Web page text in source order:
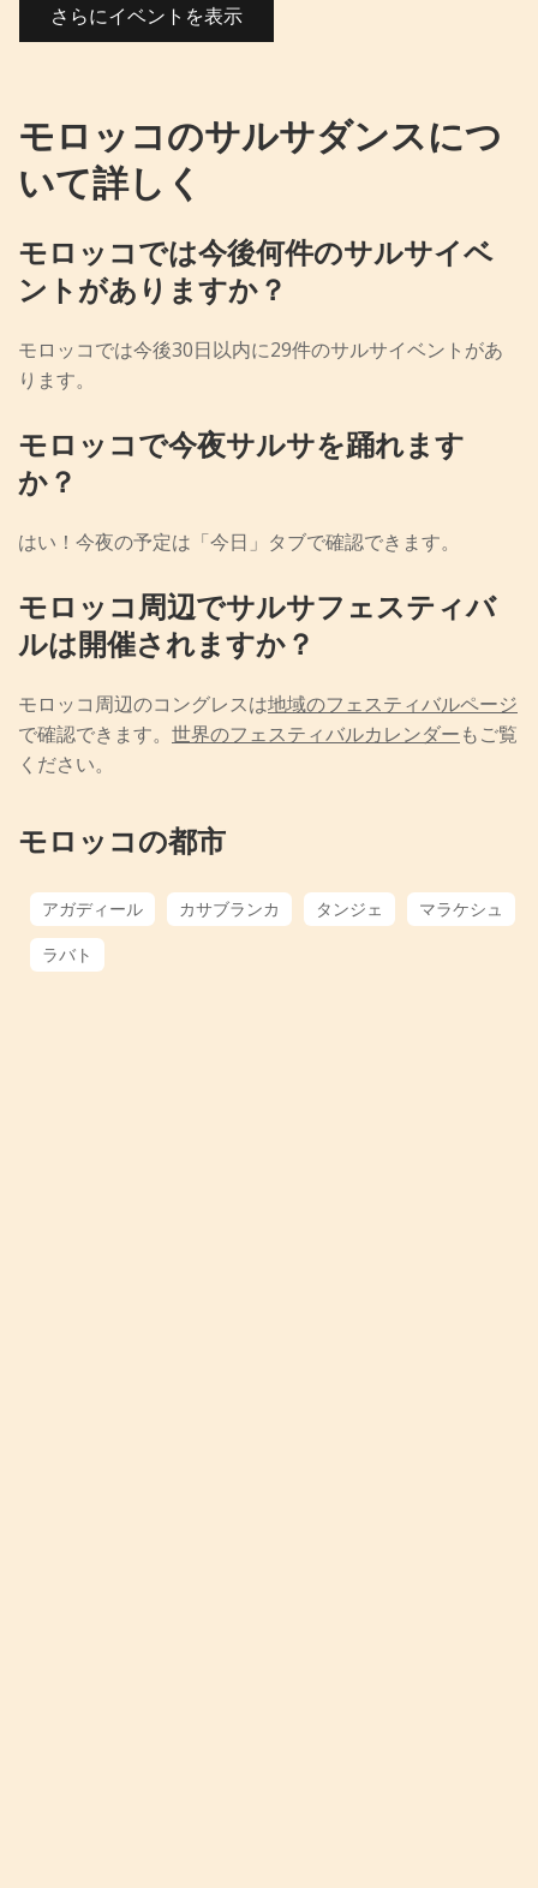
さらにイベントを表示
モロッコのサルサダンスにつ
いて詳しく
モロッコでは今後何件のサルサイベ
ントがありますか？
モロッコでは今後30日以内に29件のサルサイベントがあ
ります。
モロッコで今夜サルサを踊れます
か？
はい！今夜の予定は「今日」タブで確認できます。
モロッコ周辺でサルサフェスティバ
ルは開催されますか？
モロッコ周辺のコングレスは地域のフェスティバルページ
で確認できます。 世界のフェスティバルカレンダーもご覧
ください。
モロッコの都市
アガディール カサブランカ タンジェ
マラケシュ
ラバト